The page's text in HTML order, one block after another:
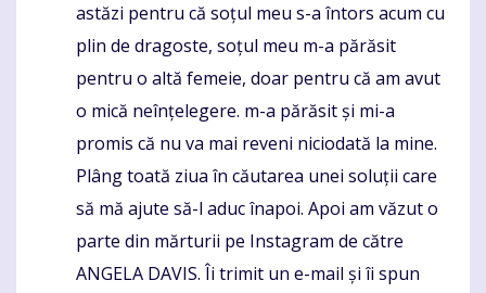
astăzi pentru că soțul meu s-a întors acum cu
plin de dragoste, soțul meu m-a părăsit
pentru o altă femeie, doar pentru că am avut
o mică neînțelegere. m-a părăsit și mi-a
promis că nu va mai reveni niciodată la mine.
Plâng toată ziua în căutarea unei soluții care
să mă ajute să-l aduc înapoi. Apoi am văzut o
parte din mărturii pe Instagram de către
ANGELA DAVIS. Îi trimit un e-mail și îi spun